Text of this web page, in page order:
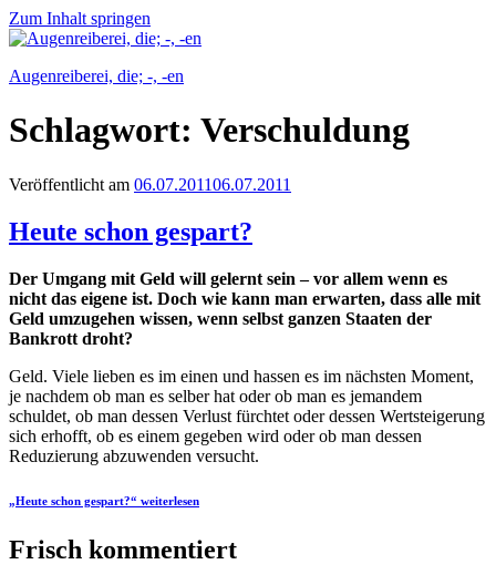
Zum Inhalt springen
Augenreiberei, die; -, -en
Schlagwort: Verschuldung
Veröffentlicht am 06.07.201106.07.2011
Heute schon gespart?
Der Umgang mit Geld will gelernt sein – vor allem wenn es
nicht das eigene ist. Doch wie kann man erwarten, dass alle mit
Geld umzugehen wissen, wenn selbst ganzen Staaten der
Bankrott droht?
Geld. Viele lieben es im einen und hassen es im nächsten Moment,
je nachdem ob man es selber hat oder ob man es jemandem
schuldet, ob man dessen Verlust fürchtet oder dessen Wertsteigerung
sich erhofft, ob es einem gegeben wird oder ob man dessen
Reduzierung abzuwenden versucht.
„Heute schon gespart?“ weiterlesen
Frisch kommentiert